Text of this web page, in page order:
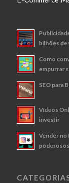
bilhões de
Como
empurrar
SEO para
Vídeos
investir
Vender no